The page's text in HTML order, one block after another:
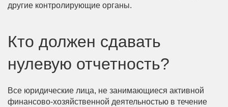
другие контролирующие органы.
Кто должен сдавать
нулевую отчетность?
Все юридические лица, не занимающиеся активной
финансово-хозяйственной деятельностью в течение